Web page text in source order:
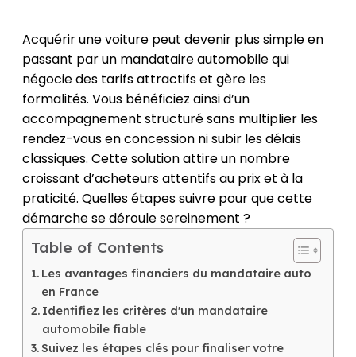
Acquérir une voiture peut devenir plus simple en
passant par un mandataire automobile qui
négocie des tarifs attractifs et gère les
formalités. Vous bénéficiez ainsi d’un
accompagnement structuré sans multiplier les
rendez-vous en concession ni subir les délais
classiques. Cette solution attire un nombre
croissant d’acheteurs attentifs au prix et à la
praticité. Quelles étapes suivre pour que cette
démarche se déroule sereinement ?
Table of Contents
Les avantages financiers du mandataire auto
en France
Identifiez les critères d'un mandataire
automobile fiable
Suivez les étapes clés pour finaliser votre